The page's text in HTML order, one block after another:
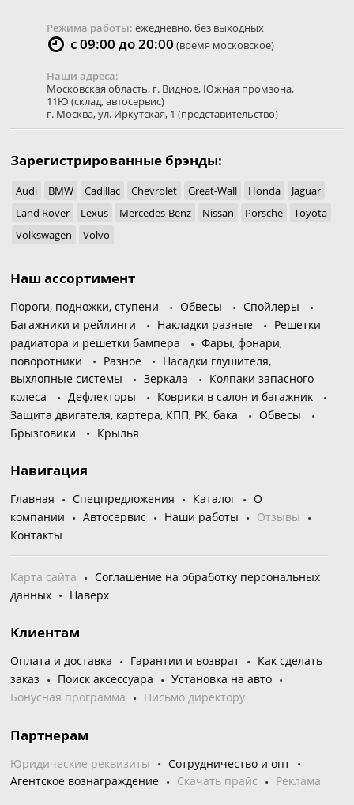
Режима работы: ежедневно, без выходных
с 09:00 до 20:00 (время московское)
Наши адреса:
Московская область, г. Видное, Южная промзона,
11Ю (склад, автосервис)
г. Москва,ул. Иркутская, 1 (представительство)
Зарегистрированные брэнды:
Audi BMW Cadillac Chevrolet Great-Wall Honda
Jaguar
Land Rover
Lexus Mercedes-Benz Nissan Porsche
Toyota
Volkswagen
Volvo
Наш ассортимент
Пороги, подножки, ступени Обвесы
Спойлеры
Багажники и рейлинги
Накладки разные
Решетки
радиатора и решетки бампера
Фары, фонари,
поворотники
Разное
Насадки глушителя,
выхлопные системы
Зеркала
Колпаки запасного
колеса
Дефлекторы
Коврики в салон и багажник
Защита двигателя, картера, КПП, РК, бака
Обвесы
Брызговики
Крылья
Навигация
Главная Спецпредложения Каталог
О
компании
Автосервис Наши работы
Отзывы
Контакты
Карта сайта
Соглашение на обработку персональных
данных
Наверх
Клиентам
Оплата и доставка Гарантии и возврат
Как сделать
заказ
Поиск аксессуара
Установка на авто
Бонусная программа
Письмо директору
Партнерам
Юридические реквизиты
Сотрудничество и опт
Агентское вознаграждение
Скачать прайс Реклама